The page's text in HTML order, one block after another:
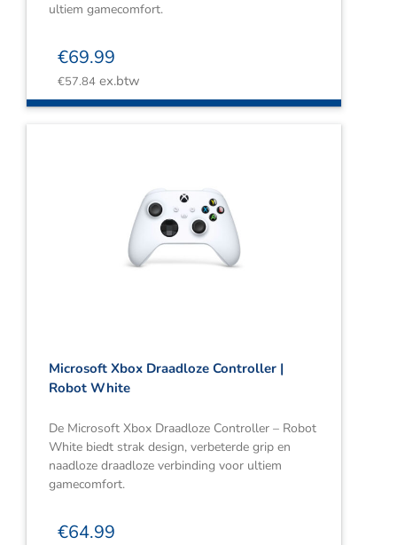
ultiem gamecomfort.
€69.99
€57.84 ex.btw
Microsoft Xbox Draadloze Controller |
Robot White
De Microsoft Xbox Draadloze Controller – Robot
White biedt strak design, verbeterde grip en
naadloze draadloze verbinding voor ultiem
gamecomfort.
€64.99